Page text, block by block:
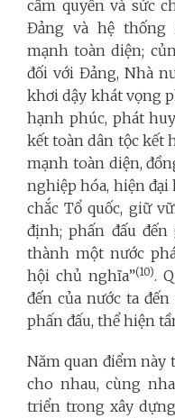
cầm quyền và sức
Đảng và hệ thống
mạnh toàn diện;
đối với Đảng, Nhà
khơi dậy khát vọng
hạnh phúc, phát
kết toàn dân tộc kết
mạnh toàn diện,
nghiệp hóa, hiện đại
chắc Tổ quốc, giữ
định; phấn đấu
thành một nước
hội chủ nghĩa”(10).
đến của nước ta
phấn đấu, thể hiện
Năm quan điểm này
cho nhau, cùng
triển trong xây